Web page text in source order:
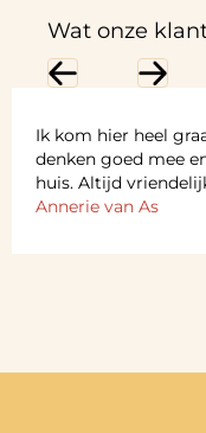
Wat onze
Previous Next
Ik kom hier heel
denken goed mee
huis. Altijd
Annerie van As